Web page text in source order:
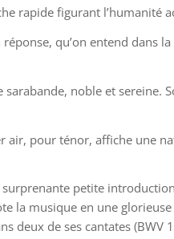
rapide figurant l’humanité
qu’on entend dans
noble et sereine.
pour ténor, affiche une
petite
la musique en une
deux de ses cantates (BWV